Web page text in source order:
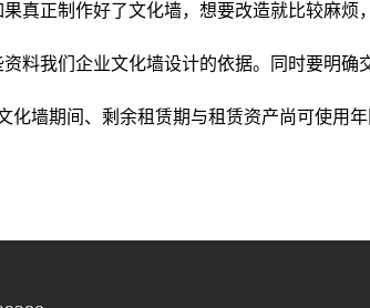
真正制作好了文化墙，想要改造就比较麻烦
料我们企业文化墙设计的依据。同时要明确
墙期间、剩余租赁期与租赁资产尚可使用